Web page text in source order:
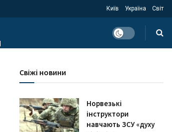
Київ Україна Світ
Свіжі новини
Норвезькі
інструктори
навчають ЗСУ «духу